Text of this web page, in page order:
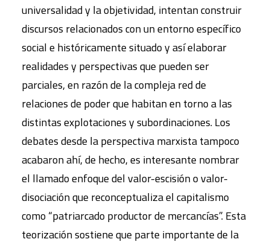
universalidad y la objetividad, intentan construir
discursos relacionados con un entorno específico
social e históricamente situado y así elaborar
realidades y perspectivas que pueden ser
parciales, en razón de la compleja red de
relaciones de poder que habitan en torno a las
distintas explotaciones y subordinaciones. Los
debates desde la perspectiva marxista tampoco
acabaron ahí, de hecho, es interesante nombrar
el llamado enfoque del valor-escisión o valor-
disociación que reconceptualiza el capitalismo
como “patriarcado productor de mercancías”. Esta
teorización sostiene que parte importante de la